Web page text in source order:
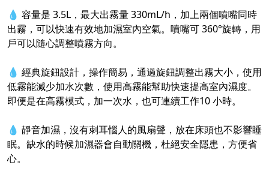
💧 容量是 3.5L，最大出霧量 330mL/h，加上兩個噴嘴同時
出霧，可以快速有效地加濕室內空氣。噴嘴可 360°旋轉，用
戶可以隨心調整噴霧方向。
💧 經典旋鈕設計，操作簡易，通過旋鈕調整出霧大小，使用
低霧能減少加水次數，使用高霧能幫助快速提高室內濕度。
即便是在高霧模式，加一次水，也可連續工作10 小時。
💧 靜音加濕，沒有刺耳惱人的風扇聲，放在床頭也不影響睡
眠。缺水的時候加濕器會自動關機，杜絕安全隱患，方便省
心。